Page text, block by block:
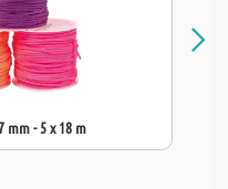
mm - 5 x 18 m